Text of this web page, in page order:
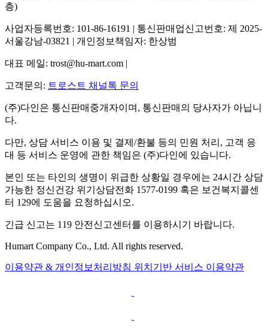
층)
사업자등록번호: 101-86-16191 | 통신판매업신고번호: 제 2025-
서울강남-03821 | 개인정보책임자: 한상범
대표 메일: trost@hu-mart.com |
고객문의: 트로스트 채널톡 문의
(주)다인은 통신판매중개자이며, 통신판매의 당사자가 아닙니
다.
다만, 상담 서비스 이용 및 결제/환불 등의 민원 처리, 고객 응
대 등 서비스 운영에 관한 책임은 (주)다인에 있습니다.
본인 또는 타인의 생명이 위급한 상황일 경우에는 24시간 상담
가능한 정신건강 위기상담전화 1577-0199 혹은 보건복지콜센
터 129에 도움을 요청하십시오.
긴급 신고는 119 안전신고센터를 이용하시기 바랍니다.
Humart Company Co., Ltd. All rights reserved.
이용약관 & 개인정보처리방침 위치기반 서비스 이용약관